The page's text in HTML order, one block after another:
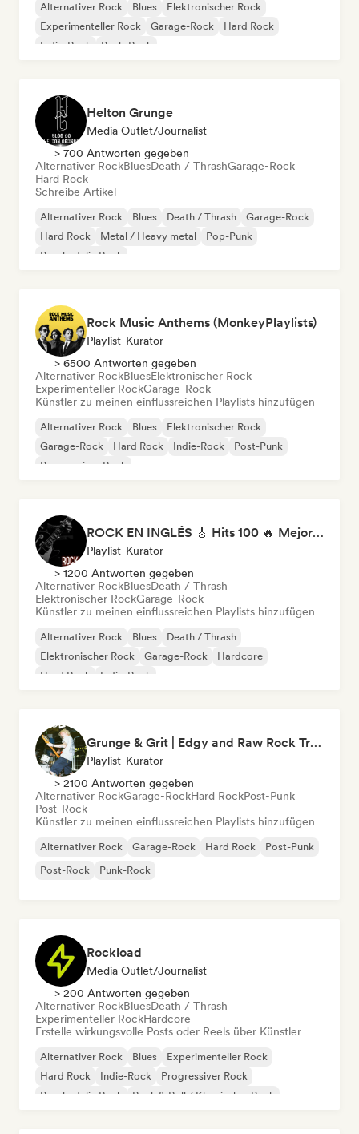
Alternativer Rock Blues
Elektronischer Rock
Experimenteller Rock
Garage-Rock
Hard Rock
Indie-Rock
Punk-Rock
Helton Grunge
Media Outlet/Journalist
> 700 Antworten gegeben
Alternativer RockBluesDeath / ThrashGarage-Rock
Hard Rock
Schreibe Artikel
Alternativer Rock Blues Death / Thrash
Garage-Rock
Hard Rock
Metal / Heavy metal
Pop-Punk
Psychedelic Rock
Rock Music Anthems (MonkeyPlaylists)
Playlist-Kurator
> 6500 Antworten gegeben
Alternativer RockBluesElektronischer Rock
Experimenteller RockGarage-Rock
Künstler zu meinen einflussreichen Playlists hinzufügen
Alternativer Rock Blues
Elektronischer Rock
Garage-Rock
Hard Rock Indie-Rock
Post-Punk
Progressiver Rock
ROCK EN INGLÉS 🎸 Hits 100 🔥 Mejor Música Rock Internacional ·
Playlist-Kurator
> 1200 Antworten gegeben
Alternativer RockBluesDeath / Thrash
Elektronischer RockGarage-Rock
Künstler zu meinen einflussreichen Playlists hinzufügen
Alternativer Rock Blues
Death / Thrash
Elektronischer Rock
Garage-Rock
Hardcore
Hard Rock
Indie-Rock
Grunge & Grit | Edgy and Raw Rock Tracks
Playlist-Kurator
> 2100 Antworten gegeben
Alternativer RockGarage-RockHard RockPost-Punk
Post-Rock
Künstler zu meinen einflussreichen Playlists hinzufügen
Alternativer Rock Garage-Rock Hard Rock
Post-Punk
Post-Rock
Punk-Rock
Rockload
Media Outlet/Journalist
> 200 Antworten gegeben
Alternativer RockBluesDeath / Thrash
Experimenteller RockHardcore
Erstelle wirkungsvolle Posts oder Reels über Künstler
Alternativer Rock Blues
Experimenteller Rock
Hard Rock
Indie-Rock
Progressiver Rock
Psychedelic Rock
Rock & Roll / Klassischer Rock